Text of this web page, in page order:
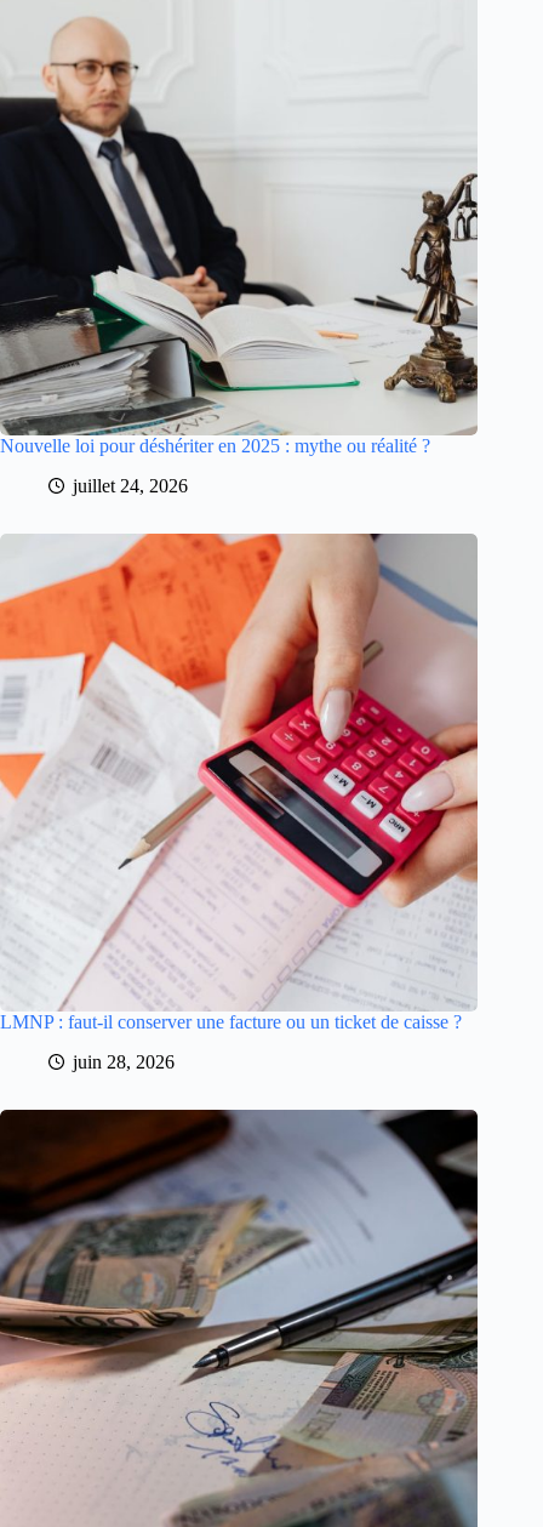
Nouvelle loi pour déshériter en 2025 : mythe ou réalité ?
juillet 24, 2026
LMNP : faut-il conserver une facture ou un ticket de caisse ?
juin 28, 2026